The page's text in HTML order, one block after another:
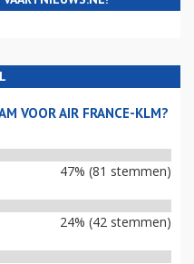
VOOR AIR FRANCE-KLM?
47% (81 stemmen)
24% (42 stemmen)